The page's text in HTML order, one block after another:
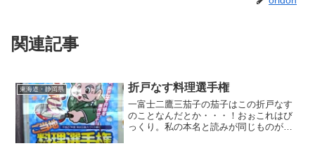
関連記事
東海道・静岡県 折戸なす料理選手権
一富士二鷹三茄子の茄子はこの折戸なす
のことなんだとか・・・！おぉこれはび
っくり。私の本名と読みが同じものが縁